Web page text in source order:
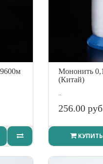
Мононить
(Китай)
..
256.00
КУПИТЬ